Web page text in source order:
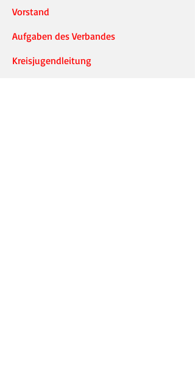
Vorstand
Aufgaben des Verbandes
Kreisjugendleitung